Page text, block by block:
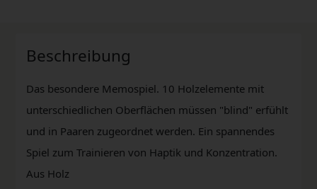
Beschreibung
Das besondere Memospiel. 10 Holzelemente mit
unterschiedlichen Oberflächen müssen "blind" erfühlt
und in Paaren zugeordnet werden. Ein spannendes
Spiel zum Trainieren von Haptik und Konzentration.
Aus Holz